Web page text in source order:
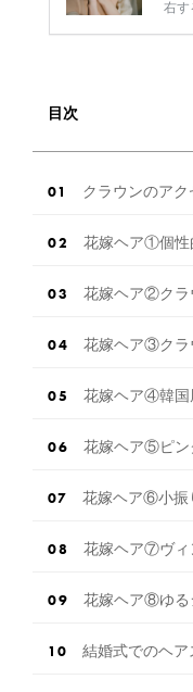
右す
目次
クラウンのア
花嫁ヘア①個性
花嫁ヘア②クラ
花嫁ヘア③クラ
花嫁ヘア④韓国
花嫁ヘア⑤ピン
花嫁ヘア⑥小振
花嫁ヘア⑦ヴィ
花嫁ヘア⑧ゆる
結婚式でのヘア